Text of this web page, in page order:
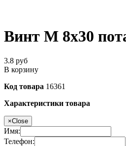
Винт М 8х30
3.8 руб
В корзину
Код товара 16361
Характеристики товара
×Close
Имя:
Телефон: